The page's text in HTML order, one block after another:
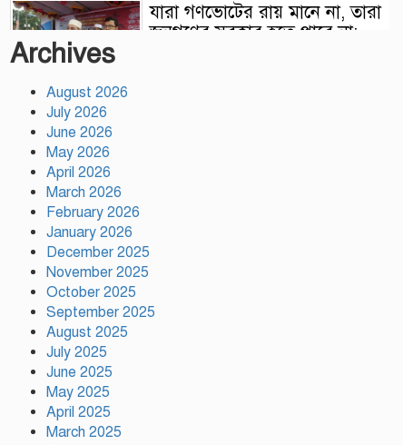
যারা গণভোটের রায় মানে না, তারা
জনগণের সরকার হতে পারে না:
টঙ্গীতে নৈরাজ্য প্রতিরোধে
Archives
August 2026
July 2026
June 2026
May 2026
April 2026
March 2026
February 2026
January 2026
December 2025
November 2025
October 2025
September 2025
August 2025
July 2025
June 2025
May 2025
April 2025
March 2025